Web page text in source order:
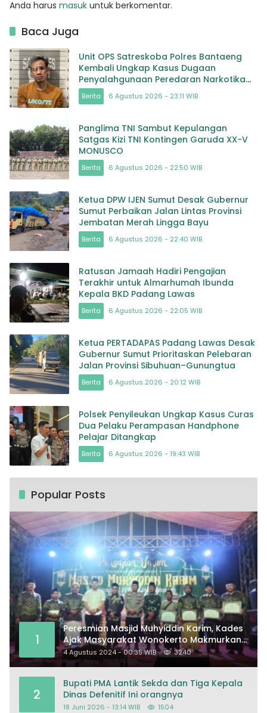
Anda harus masuk untuk berkomentar.
Baca Juga
Unit OPS Satreskoba Polres Bantaeng
Kembali Ungkap Kasus Dugaan
Penyalahgunaan Peredaran Narkotika
Jenis Sabu
Berita 6 Agustus 2026 - 23:11 WIB
Panglima TNI Sambut Kepulangan
Satgas Kizi TNI Kontingen Garuda XX-V
MONUSCO
Berita 6 Agustus 2026 - 22:50 WIB
Ketua DPW IJEN Sumut Desak Gubernur
Sumut Perbaikan Jalan Lintas Provinsi
Jembatan Merah Lingga Bayu
Berita 6 Agustus 2026 - 22:40 WIB
Ratusan Jamaah Hadiri Pengajian
Terakhir untuk Almarhumah Ibunda
Kepala BKD Padang Lawas
Berita 6 Agustus 2026 - 22:05 WIB
Ketua PERTADAPAS Padang Lawas Desak
Gubernur Sumut Prioritaskan Pelebaran
Jalan Provinsi Sibuhuan–Gunungtua
Berita 6 Agustus 2026 - 20:12 WIB
Polsek Penyileukan Ungkap Kasus Curas
Dua Pelaku Perampasan Handphone
Pelajar Ditangkap
Berita 6 Agustus 2026 - 19:43 WIB
Popular Posts
1
Peresmian Masjid Muhyiddin Karim, Kades
Ajak Masyarakat Wonokerto Makmurkan
Masjid
4 Agustus 2024 - 00:35 WIB 3240
2
Bupati PMA Lantik Sekda dan Tiga Kepala
Dinas Defenitif Ini orangnya
18 Juni 2026 - 13:14 WIB 1504